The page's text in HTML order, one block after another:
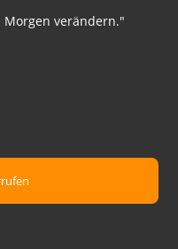
Morgen verändern."